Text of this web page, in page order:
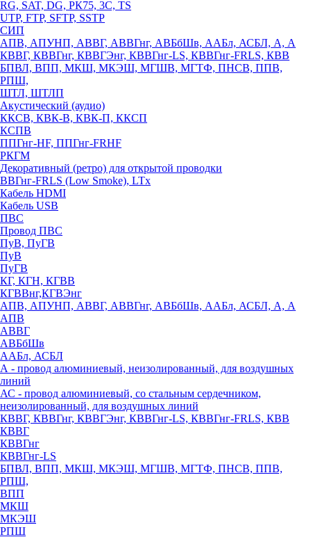
RG, SAT, DG, РК75, 3С, TS
UTP, FTP, SFTP, SSTP
СИП
АПВ, АПУНП, АВВГ, АВВГнг, АВБбШв, ААБл, АСБЛ, А, А
КВВГ, КВВГнг, КВВГЭнг, КВВГнг-LS, КВВГнг-FRLS, КВВ
БПВЛ, ВПП, МКШ, МКЭШ, МГШВ, МГТФ, ПНСВ, ППВ,
РПШ,
ШТЛ, ШТЛП
Акустический (аудио)
ККСВ, КВК-В, КВК-П, ККСП
КСПВ
ППГнг-HF, ППГнг-FRHF
РКГМ
Декоративный (ретро) для открытой проводки
ВВГнг-FRLS (Low Smoke), LTx
Кабель HDMI
Кабель USB
ПВС
Провод ПВС
ПуВ, ПуГВ
ПуВ
ПуГВ
КГ, КГН, КГВВ
КГВВнг,КГВЭнг
АПВ, АПУНП, АВВГ, АВВГнг, АВБбШв, ААБл, АСБЛ, А, А
АПВ
АВВГ
АВБбШв
ААБл, АСБЛ
А - провод алюминиевый, неизолированный, для воздушных
линий
АС - провод алюминиевый, со стальным сердечником,
неизолированный, для воздушных линий
КВВГ, КВВГнг, КВВГЭнг, КВВГнг-LS, КВВГнг-FRLS, КВВ
КВВГ
КВВГнг
КВВГнг-LS
БПВЛ, ВПП, МКШ, МКЭШ, МГШВ, МГТФ, ПНСВ, ППВ,
РПШ,
ВПП
МКШ
МКЭШ
РПШ